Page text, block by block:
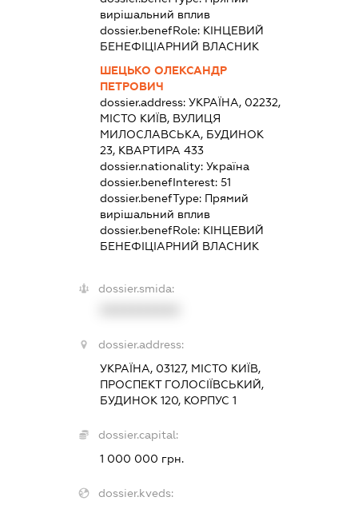
вирішальний вплив
dossier.benefRole: КІНЦЕВИЙ
БЕНЕФІЦІАРНИЙ ВЛАСНИК
ШЕЦЬКО ОЛЕКСАНДР
ПЕТРОВИЧ
dossier.address: УКРАЇНА, 02232,
МІСТО КИЇВ, ВУЛИЦЯ
МИЛОСЛАВСЬКА, БУДИНОК
23, КВАРТИРА 433
dossier.nationality: Україна
dossier.benefInterest: 51
dossier.benefType: Прямий
вирішальний вплив
dossier.benefRole: КІНЦЕВИЙ
БЕНЕФІЦІАРНИЙ ВЛАСНИК
dossier.smida:
dossier.address:
УКРАЇНА, 03127, МІСТО КИЇВ,
ПРОСПЕКТ ГОЛОСІЇВСЬКИЙ,
БУДИНОК 120, КОРПУС 1
dossier.capital:
1 000 000 грн.
dossier.kveds: